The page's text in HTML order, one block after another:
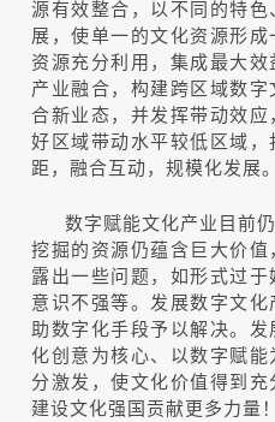
源有效整合，以不同的特
展，使单一的文化资源形
资源充分利用，集成最大
产业融合，构建跨区域数
合新业态，并发挥带动效
好区域带动水平较低区域
距，融合互动，规模化发展。
数字赋能文化产业目前
挖掘的资源仍蕴含巨大价
露出一些问题，如形式过
意识不强等。发展数字文
助数字化手段予以解决。
化创意为核心、以数字赋
分激发，使文化价值得到充
建设文化强国贡献更多力量！